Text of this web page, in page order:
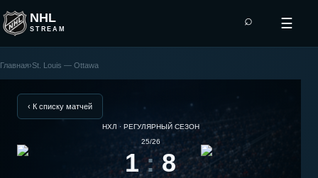
NHL
STREAM
⌕ ☰
Ottawa
Главная›St. Louis — Ottawa
‹ К списку матчей
НХЛ · РЕГУЛЯРНЫЙ СЕЗОН
25/26
1 : 8